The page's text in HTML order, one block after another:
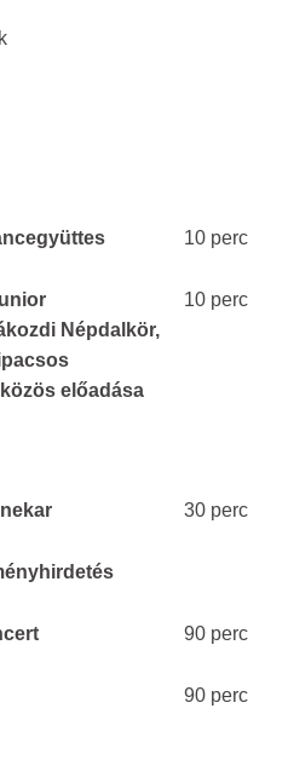
10 perc
Népdalkör,
előadása
10 perc
30 perc
90 perc
90 perc